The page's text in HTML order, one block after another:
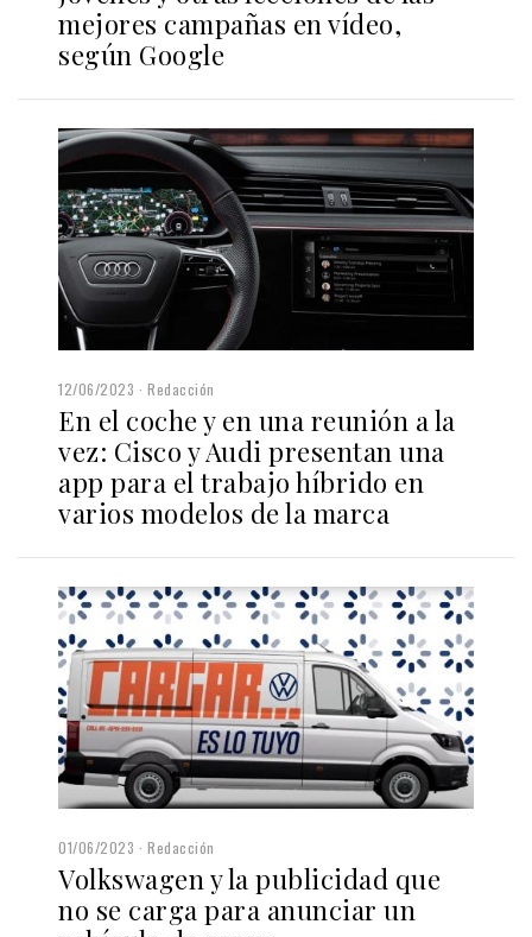
mejores campañas en vídeo,
según Google
12/06/2023 Redacción
En el coche y en una reunión a la
vez: Cisco y Audi presentan una
app para el trabajo híbrido en
varios modelos de la marca
01/06/2023 Redacción
Volkswagen y la publicidad que
no se carga para anunciar un